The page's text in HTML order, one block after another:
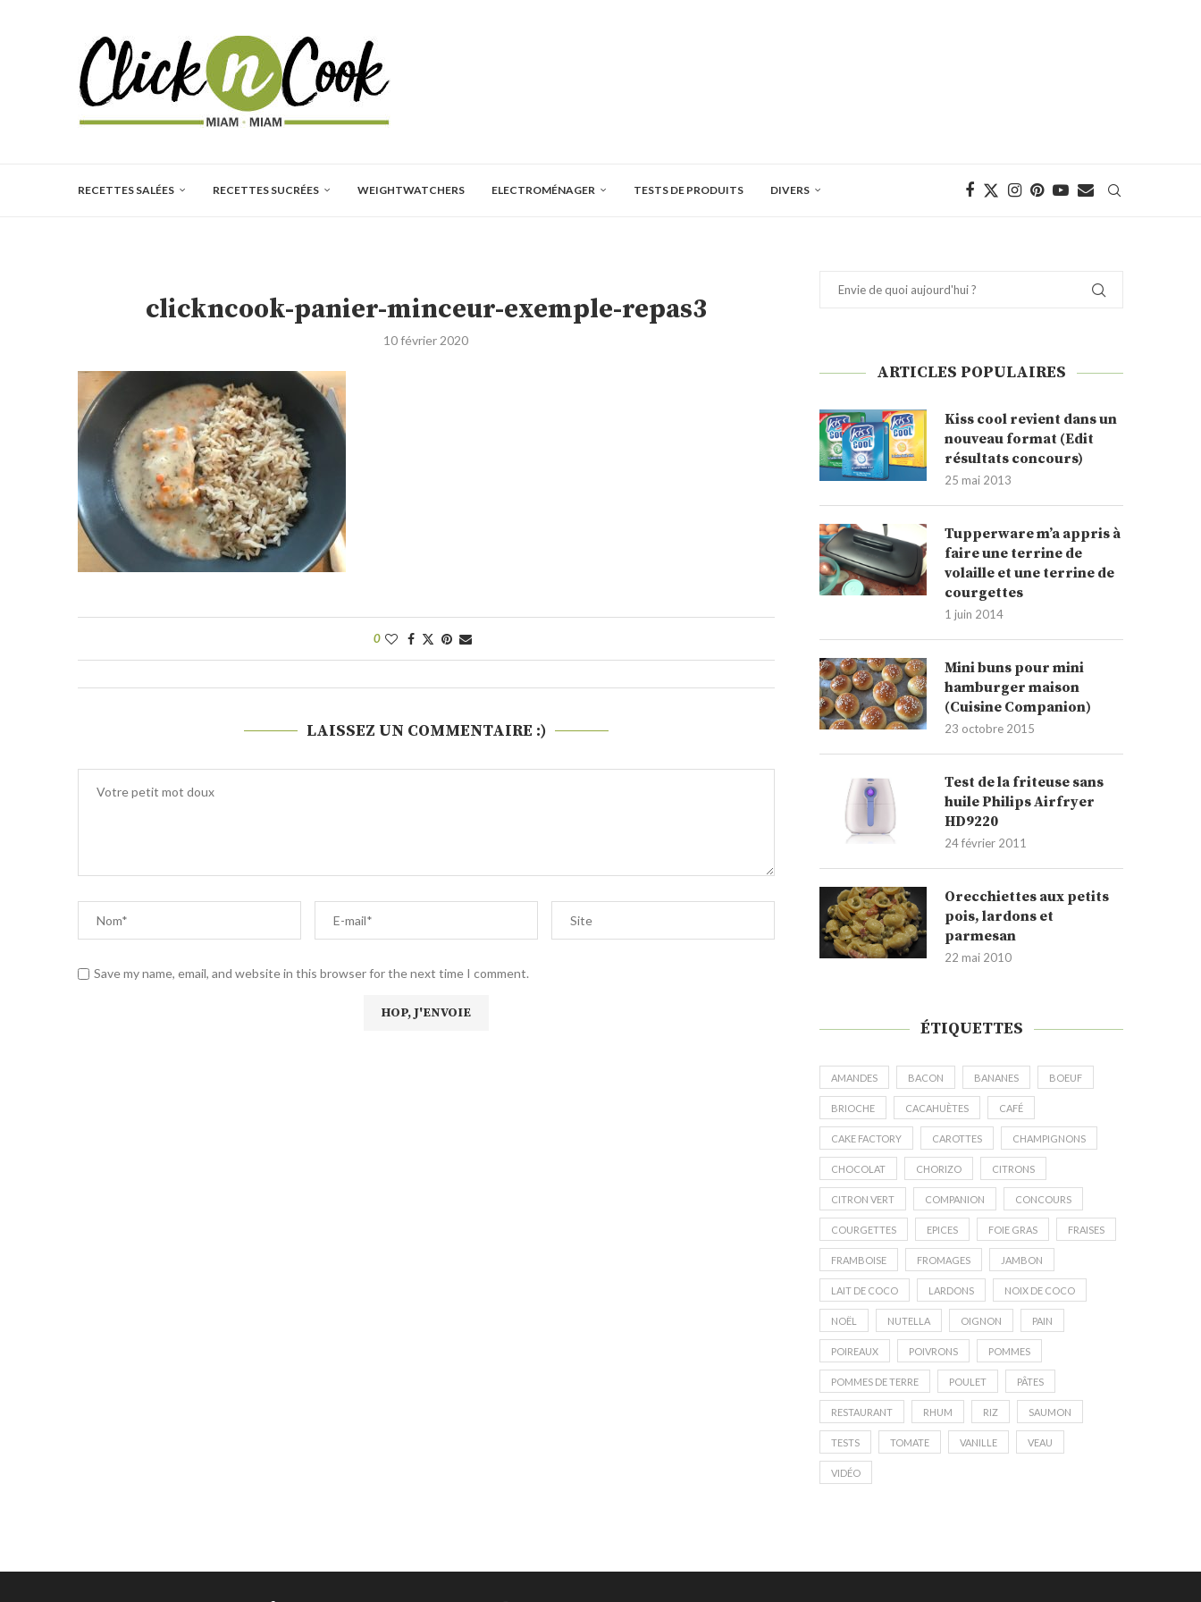
RECETTES SALÉES RECETTES SUCRÉES WEIGHTWATCHERS ELECTROMÉNAGER TESTS DE PRODUITS DIVERS
clickncook-panier-minceur-exemple-repas3
10 février 2020
0
LAISSEZ UN COMMENTAIRE :)
Save my name, email, and website in this browser for the next time I comment.
ARTICLES POPULAIRES
Kiss cool revient dans un
nouveau format (Edit
résultats concours)
25 mai 2013
Tupperware m’a appris à
faire une terrine de
volaille et une terrine de
courgettes
1 juin 2014
Mini buns pour mini
hamburger maison
(Cuisine Companion)
23 octobre 2015
Test de la friteuse sans
huile Philips Airfryer
HD9220
24 février 2011
Orecchiettes aux petits
pois, lardons et
parmesan
22 mai 2010
ÉTIQUETTES
AMANDES BACON BANANES BOEUF
BRIOCHE CACAHUÈTES CAFÉ
CAKE FACTORY CAROTTES CHAMPIGNONS
CHOCOLAT CHORIZO CITRONS
CITRON VERT COMPANION CONCOURS
COURGETTES EPICES FOIE GRAS FRAISES
FRAMBOISE FROMAGES JAMBON
LAIT DE COCO LARDONS NOIX DE COCO
NOËL NUTELLA OIGNON PAIN
POIREAUX POIVRONS POMMES
POMMES DE TERRE POULET PÂTES
RESTAURANT RHUM RIZ SAUMON
TESTS TOMATE VANILLE VEAU
VIDÉO